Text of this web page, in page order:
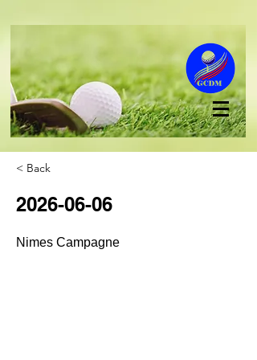
< Back
2026-06-06
Nimes Campagne